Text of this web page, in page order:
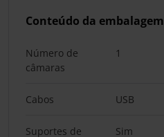
Conteúdo da embalagem
Número de
câmaras
1
Cabos USB
Suportes de
Sim